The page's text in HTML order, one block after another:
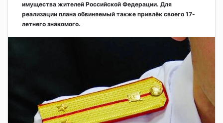
имущества жителей Российской Федерации. Для
реализации плана обвиняемый также привлёк своего 17-
летнего знакомого.